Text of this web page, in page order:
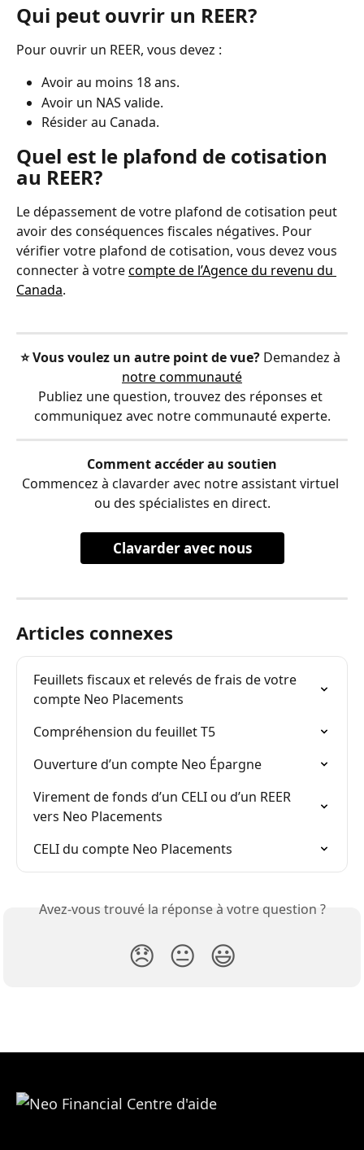
Qui peut ouvrir un REER?
Pour ouvrir un REER, vous devez :
Avoir au moins 18 ans.
Avoir un NAS valide.
Résider au Canada.
Quel est le plafond de cotisation
au REER?
Le dépassement de votre plafond de cotisation peut
avoir des conséquences fiscales négatives. Pour
vérifier votre plafond de cotisation, vous devez vous
connecter à votre compte de l’Agence du revenu du
Canada.
⭐️ Vous voulez un autre point de vue? Demandez à
notre communauté
Publiez une question, trouvez des réponses et
communiquez avec notre communauté experte.
Comment accéder au soutien
Commencez à clavarder avec notre assistant virtuel
ou des spécialistes en direct.
Clavarder avec nous
Articles connexes
Feuillets fiscaux et relevés de frais de votre
compte Neo Placements
Compréhension du feuillet T5
Ouverture d’un compte Neo Épargne
Virement de fonds d’un CELI ou d’un REER
vers Neo Placements
CELI du compte Neo Placements
Avez-vous trouvé la réponse à votre question ?
😞 😐 😃